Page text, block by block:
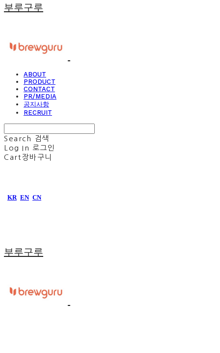
부루구루
ABOUT
PRODUCT
CONTACT
PR/MEDIA
공지사항
RECRUIT
Search
검색
Log In 로그인
Cart 장바구니
KR EN CN
부루구루